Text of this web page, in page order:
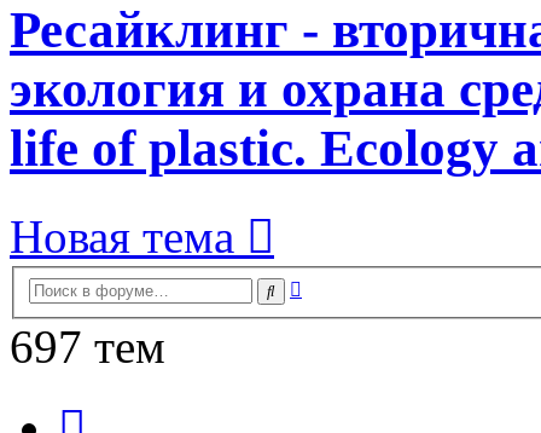
Ресайклинг -
экология и охрана
life of plastic. Ecology
Новая тема
Поиск
697 тем